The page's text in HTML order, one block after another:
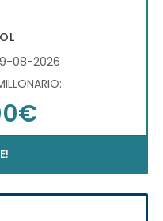
08-2026